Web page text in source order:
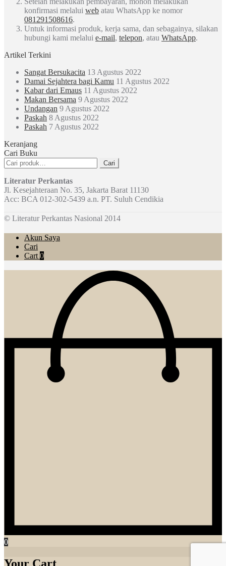
konfirmasi melalui web atau WhatsApp ke nomor
081291508616.
Untuk informasi produk, kerja sama, dan sebagainya, silakan
hubungi kami melalui e-mail, telepon, atau WhatsApp.
Artikel Terkini
Sangat Bersukacita 13 Agustus 2022
Damai Sejahtera bagi Kamu 11 Agustus 2022
Kabar dari Emaus 11 Agustus 2022
Makan Bersama 9 Agustus 2022
Undangan 9 Agustus 2022
Paskah 8 Agustus 2022
Paskah 7 Agustus 2022
Keranjang
Cari Buku
Pencarian
untuk:
Cari
Literatur Perkantas
Jl. Kesejahteraan No. 35, Jakarta Barat 11130
Acc: BCA 012-302-5439 a.n. PT. Suluh Cendikia
© Literatur Perkantas Nasional 2014
Akun Saya
Cari
Cart 0
0
Your Cart